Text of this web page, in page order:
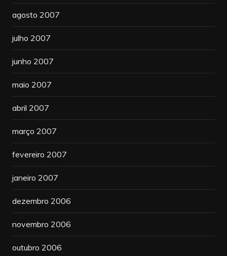
agosto 2007
julho 2007
junho 2007
maio 2007
abril 2007
março 2007
fevereiro 2007
janeiro 2007
dezembro 2006
novembro 2006
outubro 2006